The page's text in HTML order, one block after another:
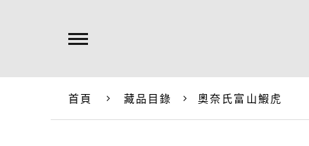
首頁 藏品目錄 奧奈氏富山鰕虎